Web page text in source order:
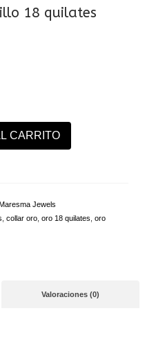
18 quilates
CARRITO
Jewels
collar oro oro 18 quilates oro
Valoraciones (0)